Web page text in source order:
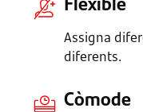
Assigna
diferents.
Còmode